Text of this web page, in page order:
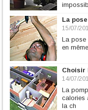
La
15/07/
La pose
en
Choisir
14/07/
La
calories
la ch